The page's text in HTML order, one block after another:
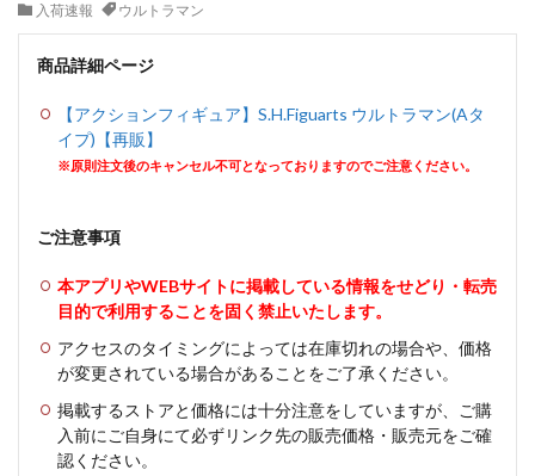
入荷速報
ウルトラマン
商品詳細ページ
【アクションフィギュア】S.H.Figuarts ウルトラマン(Aタ
イプ)【再販】
※原則注文後のキャンセル不可となっておりますのでご注意ください。
ご注意事項
本アプリやWEBサイトに掲載している情報をせどり・転売
目的で利用することを固く禁止いたします。
アクセスのタイミングによっては在庫切れの場合や、価格
が変更されている場合があることをご了承ください。
掲載するストアと価格には十分注意をしていますが、ご購
入前にご自身にて必ずリンク先の販売価格・販売元をご確
認ください。